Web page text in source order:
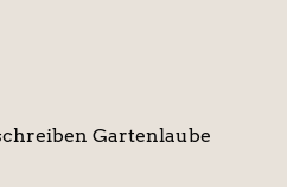
Gartenlaube